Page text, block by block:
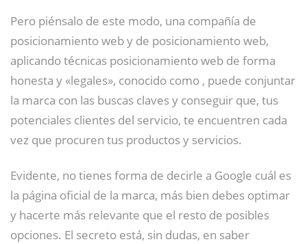
Pero piénsalo de este modo, una compañía de
posicionamiento web y de posicionamiento web,
aplicando técnicas posicionamiento web de forma
honesta y «legales», conocido como , puede conjuntar
la marca con las buscas claves y conseguir que, tus
potenciales clientes del servicio, te encuentren cada
vez que procuren tus productos y servicios.
Evidente, no tienes forma de decirle a Google cuál es
la página oficial de la marca, más bien debes optimar
y hacerte más relevante que el resto de posibles
opciones. El secreto está, sin dudas, en saber